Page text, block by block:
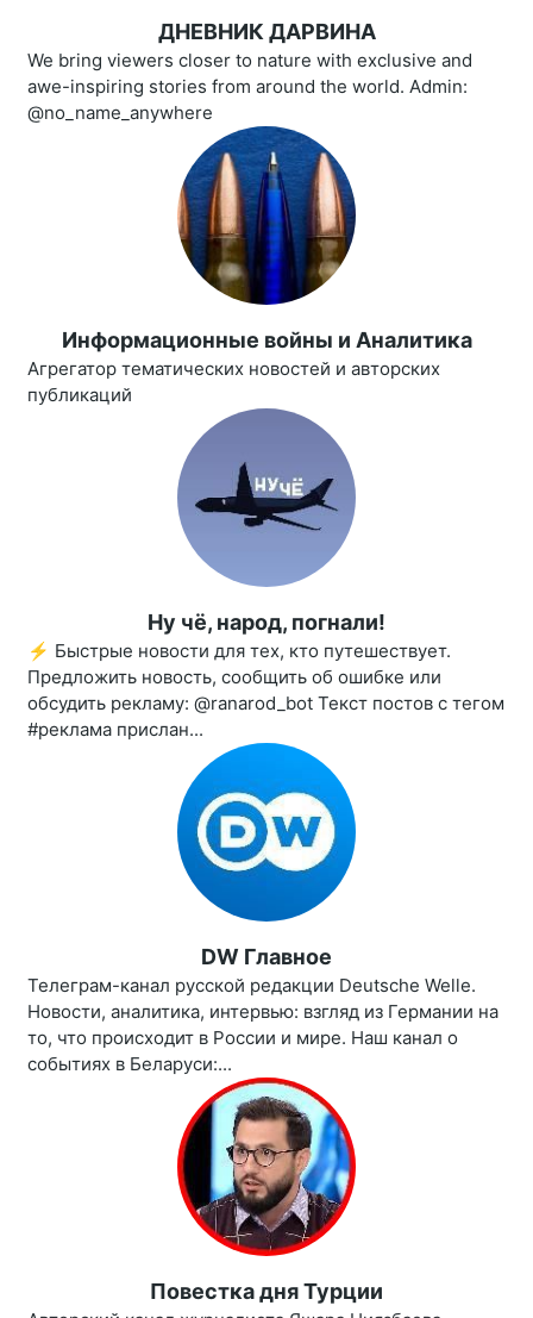
ДНЕВНИК ДАРВИНА
We bring viewers closer to nature with exclusive and
awe-inspiring stories from around the world. Admin:
@no_name_anywhere
Информационные войны и Аналитика
Агрегатор тематических новостей и авторских
публикаций
Ну чё, народ, погнали!
⚡️ Быстрые новости для тех, кто путешествует.
Предложить новость, сообщить об ошибке или
обсудить рекламу: @ranarod_bot Текст постов с тегом
#реклама прислан...
DW Главное
Телеграм-канал русской редакции Deutsche Welle.
Новости, аналитика, интервью: взгляд из Германии на
то, что происходит в России и мире. Наш канал о
событиях в Беларуси:...
Повестка дня Турции